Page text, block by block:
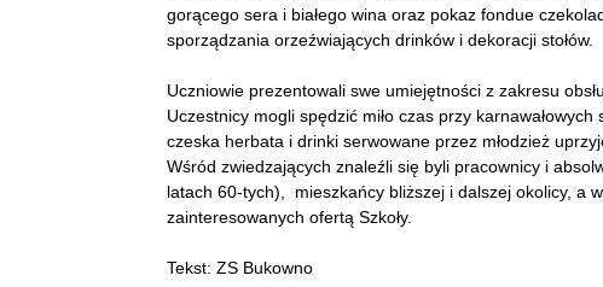
gorącego sera i białego wina oraz pokaz fondue
sporządzania orzeźwiających drinków i dekoracji stołów.
Uczniowie prezentowali swe umiejętności z zakresu
Uczestnicy mogli spędzić miło czas przy
czeska herbata i drinki serwowane przez młodzież
Wśród zwiedzających znaleźli się byli pracownicy i
latach 60-tych), mieszkańcy bliższej i dalszej okolicy, a
zainteresowanych ofertą Szkoły.
Tekst: ZS Bukowno